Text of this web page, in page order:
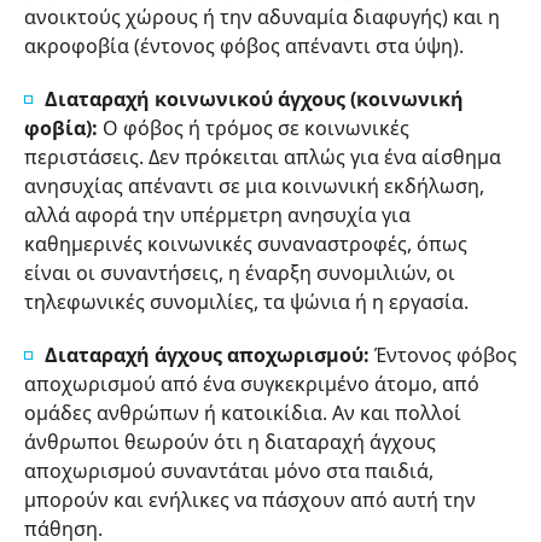
ανοικτούς χώρους ή την αδυναμία διαφυγής) και η
ακροφοβία (έντονος φόβος απέναντι στα ύψη).
Διαταραχή κοινωνικού άγχους (κοινωνική
φοβία): Ο φόβος ή τρόμος σε κοινωνικές
περιστάσεις. Δεν πρόκειται απλώς για ένα αίσθημα
ανησυχίας απέναντι σε μια κοινωνική εκδήλωση,
αλλά αφορά την υπέρμετρη ανησυχία για
καθημερινές κοινωνικές συναναστροφές, όπως
είναι οι συναντήσεις, η έναρξη συνομιλιών, οι
τηλεφωνικές συνομιλίες, τα ψώνια ή η εργασία.
Διαταραχή άγχους αποχωρισμού: Έντονος φόβος
αποχωρισμού από ένα συγκεκριμένο άτομο, από
ομάδες ανθρώπων ή κατοικίδια. Αν και πολλοί
άνθρωποι θεωρούν ότι η διαταραχή άγχους
αποχωρισμού συναντάται μόνο στα παιδιά,
μπορούν και ενήλικες να πάσχουν από αυτή την
πάθηση.